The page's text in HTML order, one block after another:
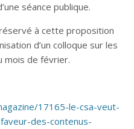
séance publique.
à cette proposition
d’un colloque sur les
mois de février.
17165-le-csa-veut-
des-contenus-